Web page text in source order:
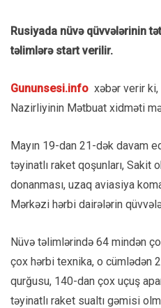
Rusiyada nüvə qüvvələrinin
təlimlərə start verilir.
Gununsesi.info xəbər verir
Nazirliyinin Mətbuat xidməti
Mayın 19-dan 21-dək davam
təyinatlı raket qoşunları, Sakit
donanması, uzaq aviasiya
Mərkəzi hərbi dairələrin
Nüvə təlimlərində 64 mindən
çox hərbi texnika, o cümlədən
qurğusu, 140-dan çox uçuş
təyinatlı raket sualtı gəmisi